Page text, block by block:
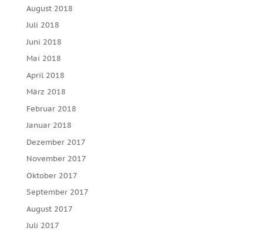
August 2018
Juli 2018
Juni 2018
Mai 2018
April 2018
März 2018
Februar 2018
Januar 2018
Dezember 2017
November 2017
Oktober 2017
September 2017
August 2017
Juli 2017